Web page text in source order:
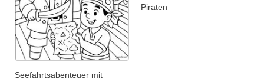
Seefahrtsabenteuer mit
Piraten